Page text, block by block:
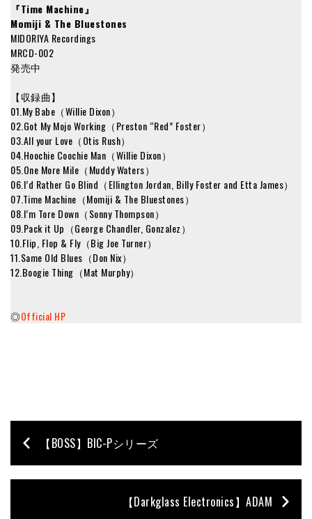
『Time Machine』
Momiji & The Bluestones
MIDORIYA Recordings
MRCD-002
発売中
【収録曲】
01.My Babe（Willie Dixon）
02.Got My Mojo Working（Preston “Red” Foster）
03.All your Love（Otis Rush）
04.Hoochie Coochie Man（Willie Dixon）
05.One More Mile（Muddy Waters）
06.I’d Rather Go Blind（Ellington Jordan, Billy Foster and Etta James）
07.Time Machine（Momiji & The Bluestones）
08.I’m Tore Down（Sonny Thompson）
09.Pack it Up（George Chandler, Gonzalez）
10.Flip, Flop & Fly（Big Joe Turner）
11.Same Old Blues（Don Nix）
12.Boogie Thing（Mat Murphy）
◎Official HP
【BOSS】BIC-Pシリーズ
【Darkglass Electronics】ADAM